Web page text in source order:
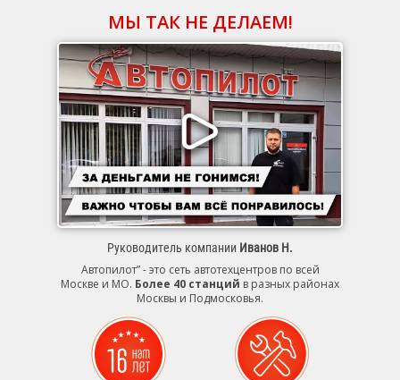
МЫ ТАК НЕ ДЕЛАЕМ!
Руководитель компании Иванов Н.
Автопилот” - это сеть автотехцентров по всей
Москве и МО. Более 40 станций в разных районах
Москвы и Подмосковья.